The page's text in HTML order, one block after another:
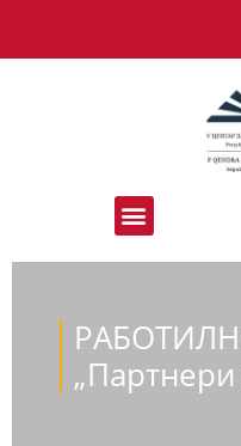
„Партнери